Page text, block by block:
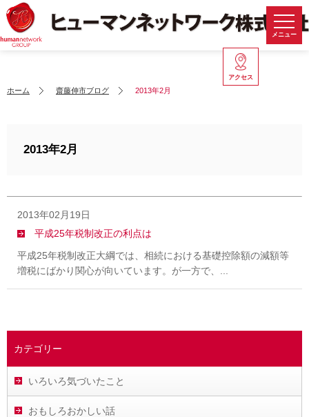
メニュー
アクセス
ホーム 齋藤伸市ブログ 2013年2月
2013年2月
カテゴリー
いろいろ気づいたこと
おもしろおかしい話
2013年02月19日
平成25年税制改正の利点は
平成25年税制改正大綱では、相続における基礎控除額の減額等
増税にばかり関心が向いています。が一方で、...